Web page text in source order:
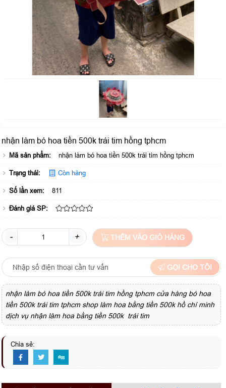
nhận làm bó hoa tiền 500k trái tim hồng tphcm
Mã sản phẩm: nhận làm bó hoa tiền 500k trái tim hồng tphcm
Trạng thái: Còn hàng
Số lần xem: 811
Đánh giá SP:
- + THÊM VÀO GIỎ HÀNG
GỌI CHO TÔI
nhận làm bó hoa tiền 500k trái tim hồng tphcm cửa hàng bó hoa
tiền 500k trái tim tphcm shop làm hoa bằng tiền 500k hồ chí minh
dịch vụ nhận làm hoa bằng tiền 500k trái tim
Chia sẻ: